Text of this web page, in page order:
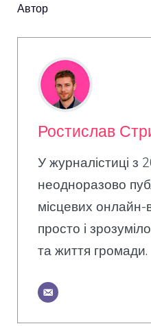
Автор
Ростислав
У журналістиці з
неодноразово
місцевих
просто і
та життя громади.